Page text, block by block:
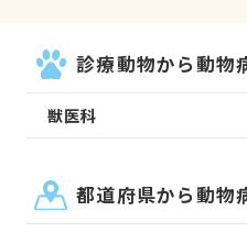
診療動物から動物
獣医科
都道府県から動物